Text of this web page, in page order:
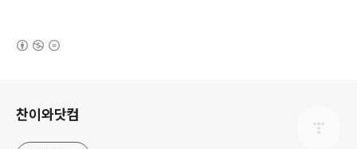
찬이와닷컴